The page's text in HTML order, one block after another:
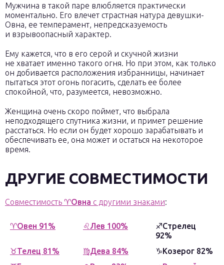
Мужчина в такой паре влюбляется практически
моментально. Его влечет страстная натура девушки-
Овна, ее темперамент, непредсказуемость
и взрывоопасный характер.
Ему кажется, что в его серой и скучной жизни
не хватает именно такого огня. Но при этом, как только
он добивается расположения избранницы, начинает
пытаться этот огонь погасить, сделать ее более
спокойной, что, разумеется, невозможно.
Женщина очень скоро поймет, что выбрала
неподходящего спутника жизни, и примет решение
расстаться. Но если он будет хорошо зарабатывать и
обеспечивать ее, она может и остаться на некоторое
время.
ДРУГИЕ СОВМЕСТИМОСТИ
Совместимость ♈Овна с другими знаками:
♈Овен 91% ♌Лев 100%
♐Стрелец
92%
♉Телец 81%
♍Дева 84%
♑Козерог 82%